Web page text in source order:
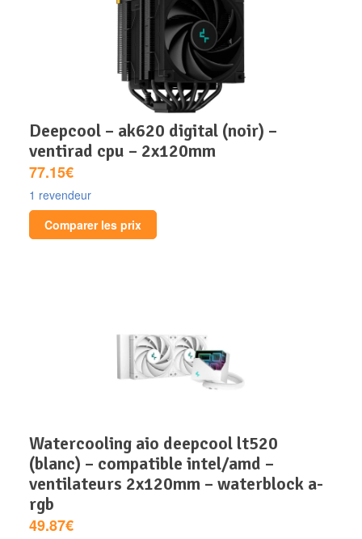
deepcool – ak620 digital (noir) –
ventirad cpu – 2x120mm
77.15€
1 revendeur
Comparer les prix
watercooling aio deepcool lt520
(blanc) – compatible intel/amd –
ventilateurs 2x120mm – waterblock a-
rgb
49.87€